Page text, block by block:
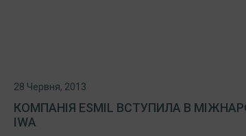
28 Червня, 2013
КОМПАНІЯ ESMIL ВСТУПИЛА В
IWA